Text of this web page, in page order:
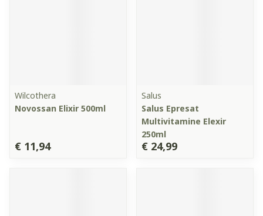
Wilcothera
Novossan Elixir 500ml
€ 11,94
Salus
Salus Epresat
Multivitamine Elexir
250ml
€ 24,99